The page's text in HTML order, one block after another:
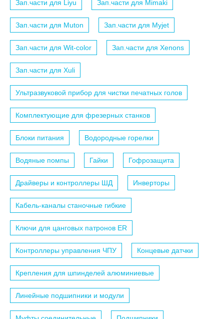
Зап.части для Liyu Зап.части для Mimaki
Зап.части для Muton Зап.части для Myjet
Зап.части для Wit-color Зап.части для Xenons
Зап.части для Xuli
Ультразвуковой прибор для чистки печатных голов
Комплектующие для фрезерных станков
Блоки питания Водородные горелки
Водяные помпы Гайки Гофрозащита
Драйверы и контроллеры ШД Инверторы
Кабель-каналы станочные гибкие
Ключи для цанговых патронов ER
Контроллеры управления ЧПУ Концевые датчки
Крепления для шпинделей алюминиевые
Линейные подшипники и модули